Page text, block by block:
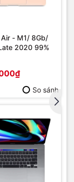
- M1/ 8Gb/
2020 99%
So sánh